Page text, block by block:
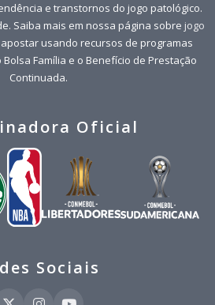
e transtornos do jogo patológico.
Saiba mais em nossa página sobre jogo
apostar usando recursos de programas
Família e o Benefício de Prestação
Continuada.
Oficial
Sociais